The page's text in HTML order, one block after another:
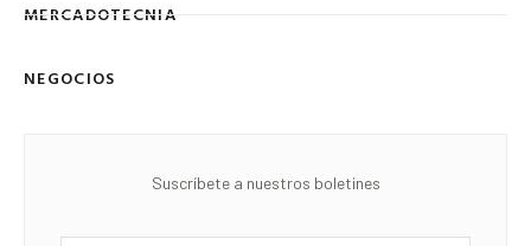
MERCADOTECNIA
NEGOCIOS
Suscríbete a nuestros boletines